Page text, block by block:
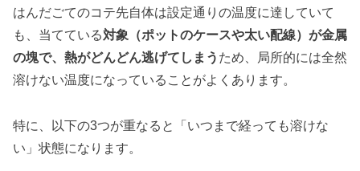
はんだごてのコテ先自体は設定通りの温度に達していて
も、当てている対象（ポットのケースや太い配線）が金属
の塊で、熱がどんどん逃げてしまう ため、局所的には全然
溶けない温度になっていることがよくあります。
特に、以下の3つが重なると「いつまで経っても溶けな
い」状態になります。